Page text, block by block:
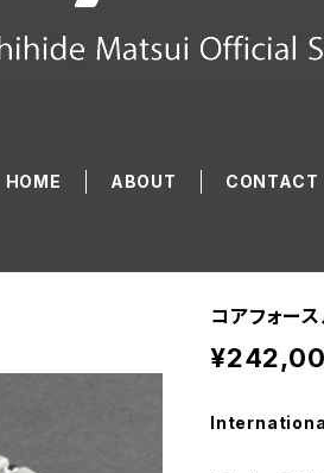
HOME ABOUT CONTACT
コアフォー